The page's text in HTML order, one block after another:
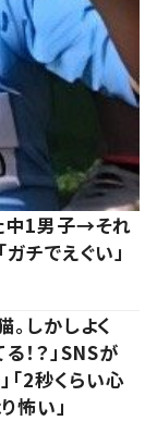
中1男子→それ
チでえぐい」
しかしよく
！？」SNSが
「2秒くらい心
怖い」